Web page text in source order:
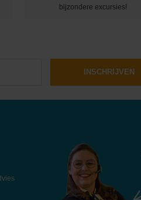
bijzondere excursies!
INSCHRIJVEN